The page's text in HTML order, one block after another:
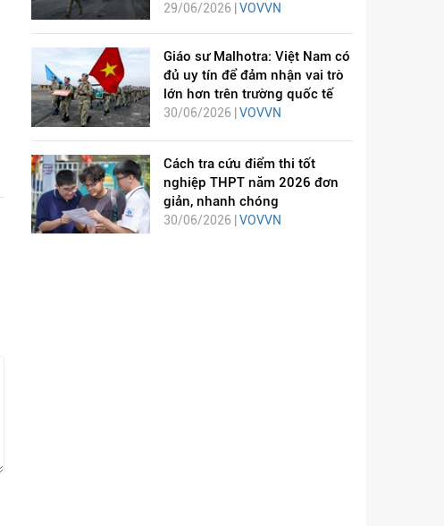
29/06/2026 | VOVVN
Giáo sư Malhotra: Việt Nam có
đủ uy tín để đảm nhận vai trò
lớn hơn trên trường quốc tế
30/06/2026 | VOVVN
Cách tra cứu điểm thi tốt
nghiệp THPT năm 2026 đơn
giản, nhanh chóng
30/06/2026 | VOVVN